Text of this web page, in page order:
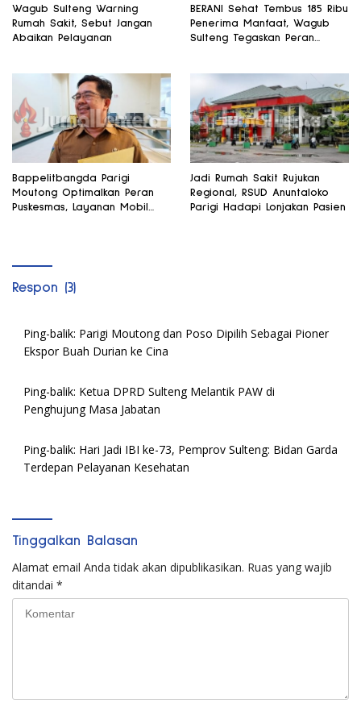
Wagub Sulteng Warning
Rumah Sakit, Sebut Jangan
Abaikan Pelayanan
BERANI Sehat Tembus 185 Ribu
Penerima Manfaat, Wagub
Sulteng Tegaskan Peran
Bappelitbangda Parigi
Moutong Optimalkan Peran
Puskesmas, Layanan Mobil
Jadi Rumah Sakit Rujukan
Regional, RSUD Anuntaloko
Parigi Hadapi Lonjakan Pasien
Respon (3)
Ping-balik: Parigi Moutong dan Poso Dipilih Sebagai Pioner
Ekspor Buah Durian ke Cina
Ping-balik: Ketua DPRD Sulteng Melantik PAW di
Penghujung Masa Jabatan
Ping-balik: Hari Jadi IBI ke-73, Pemprov Sulteng: Bidan Garda
Terdepan Pelayanan Kesehatan
Tinggalkan Balasan
Alamat email Anda tidak akan dipublikasikan. Ruas yang wajib
ditandai *